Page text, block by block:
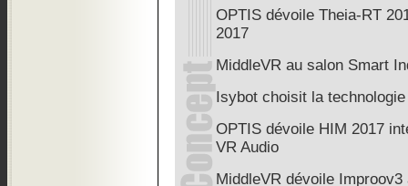
OPTIS dévoile Theia-RT
2017
MiddleVR au salon Smart
Isybot choisit la
OPTIS dévoile HIM 2017
VR Audio
MiddleVR dévoile Improov3